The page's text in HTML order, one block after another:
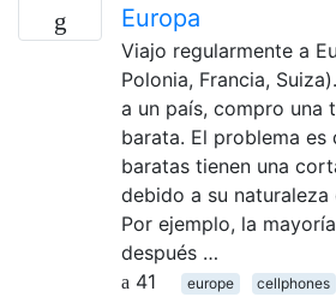
Europa
Viajo regularmente a
Polonia, Francia,
a un país, compro una
barata. El problema es
baratas tienen una
debido a su
Por ejemplo, la
después …
41
europe cellphones